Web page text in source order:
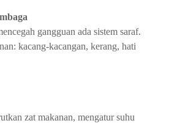
gangguan ada sistem saraf.
kacang-kacangan, kerang, hati
zat makanan, mengatur suhu